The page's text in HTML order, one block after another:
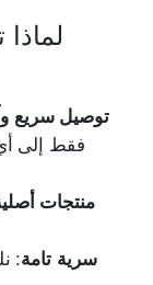
توصيل سريع
فقط إلى
منتجات
سرية تامة: